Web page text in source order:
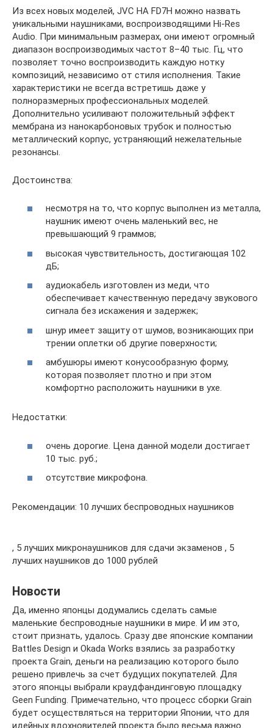
Из всех новых моделей, JVC HA FD7H можно назвать
уникальными наушниками, воспроизводящими Hi-Res
Audio. При минимальным размерах, они имеют огромный
диапазон воспроизводимых частот 8–40 тыс. Гц, что
позволяет точно воспроизводить каждую нотку
композиций, независимо от стиля исполнения. Такие
характеристики не всегда встретишь даже у
полноразмерных профессиональных моделей.
Дополнительно усиливают положительный эффект
мембрана из нанокарбоновых трубок и полностью
металлический корпус, устраняющий нежелательные
резонансы.
Достоинства:
несмотря на то, что корпус выполнен из металла,
наушник имеют очень маленький вес, не
превышающий 9 граммов;
высокая чувствительность, достигающая 102
дБ;
аудиокабель изготовлен из меди, что
обеспечивает качественную передачу звукового
сигнала без искажения и задержек;
шнур имеет защиту от шумов, возникающих при
трении оплетки об другие поверхности;
амбушюры имеют конусообразную форму,
которая позволяет плотно и при этом
комфортно расположить наушники в ухе.
Недостатки:
очень дорогие. Цена данной модели достигает
10 тыс. руб.;
отсутствие микрофона.
Рекомендации: 10 лучших беспроводных наушников
, 5 лучших микронаушников для сдачи экзаменов , 5
лучших наушников до 1000 рублей
Новости
Да, именно японцы додумались сделать самые
маленькие беспроводные наушники в мире. И им это,
стоит признать, удалось. Сразу две японские компании
Battles Design и Okada Works взялись за разработку
проекта Grain, деньги на реализацию которого было
решено привлечь за счет будущих покупателей. Для
этого японцы выбрали краудфандинговую площадку
Geen Funding. Примечательно, что процесс сборки Grain
будет осуществляться на территории Японии, что для
идейных вдохновителей проекта было весьма важно.